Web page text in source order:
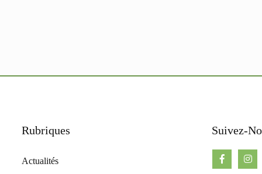
Rubriques
Actualités
Suivez-